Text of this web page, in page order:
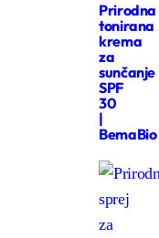
Prirodna
tonirana
krema
za
sunčanje
SPF
30
|
BemaBio